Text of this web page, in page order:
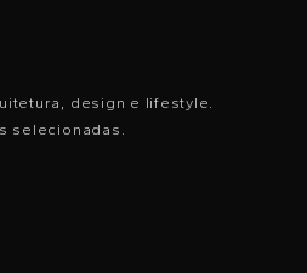
design e lifestyle.
selecionadas.